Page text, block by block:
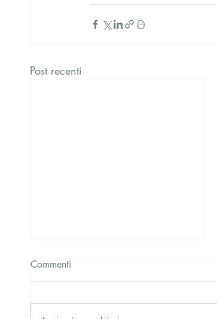
Post recenti
Commenti